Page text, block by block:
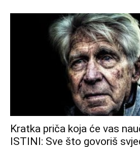
Kratka priča koja će vas
ISTINI: Sve što govoriš